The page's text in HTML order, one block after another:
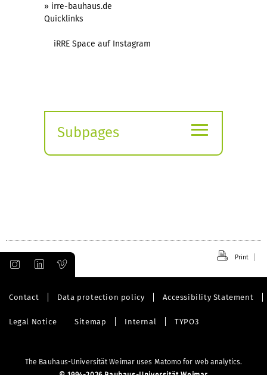
Subpages
≡
» irre-bauhaus.de
Quicklinks
iRRE Space auf Instagram
Print
Contact Data protection policy Accessibility Statement
Legal Notice Sitemap Internal TYPO3
The Bauhaus-Universität Weimar uses Matomo for web analytics.